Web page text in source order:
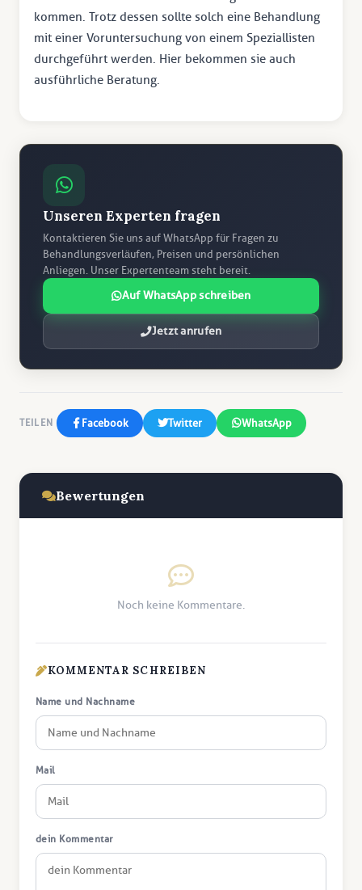
kommen. Trotz dessen sollte solch eine Behandlung
mit einer Voruntersuchung von einem Speziallisten
durchgeführt werden. Hier bekommen sie auch
ausführliche Beratung.
Unseren Experten fragen
Kontaktieren Sie uns auf WhatsApp für Fragen zu
Behandlungsverläufen, Preisen und persönlichen
Anliegen. Unser Expertenteam steht bereit.
Auf WhatsApp schreiben
Jetzt anrufen
TEILEN Facebook Twitter WhatsApp
Bewertungen
Noch keine Kommentare.
KOMMENTAR SCHREIBEN
Name und Nachname
Mail
dein Kommentar